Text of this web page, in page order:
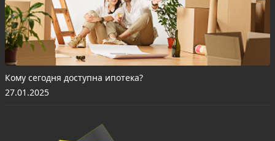
Кому сегодня доступна ипотека?
27.01.2025